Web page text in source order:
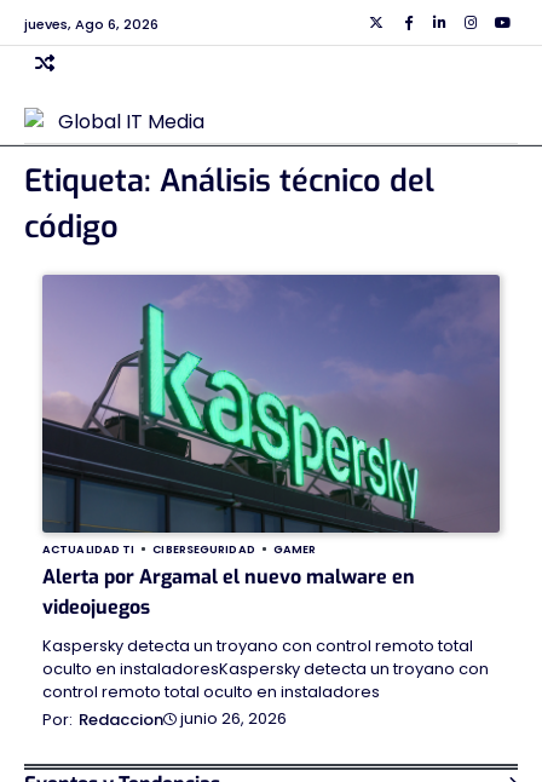
Skip
to
content
jueves, Ago 6, 2026 TwiiterFacebook
Linkedin
Etiqueta: Análisis técnico del
código
ACTUALIDAD TI CIBERSEGURIDAD GAMER
Alerta por Argamal el nuevo malware en
videojuegos
Kaspersky detecta un troyano con control remoto total
oculto en instaladoresKaspersky detecta un troyano con
control remoto total oculto en instaladores
Redaccion
junio 26, 2026